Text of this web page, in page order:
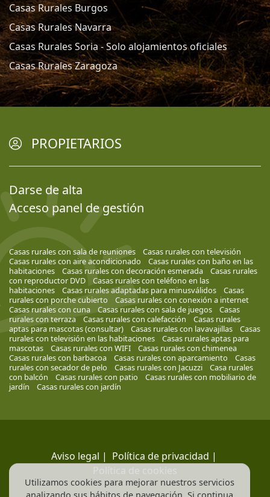
Casas Rurales Burgos
Casas Rurales Navarra
Casas Rurales Soria - Solo alojamientos oficiales
Casas Rurales Zaragoza
PROPIETARIOS
Darse de alta
Acceso panel de gestión
Casas rurales con sala de reuniones
Casas rurales con televisión
Casas rurales con aire acondicionado
Casas rurales con baño en las
habitaciones
Casas rurales con decoración esmerada
Casas rurales
con reproductor DVD
Casas rurales con teléfono en las
habitaciones
Casas rurales adaptadas para minusválidos
Casas
rurales con porche cubierto
Casas rurales con conexión a internet
Casas rurales con cuna
Casas rurales con sala de juegos
Casas
rurales con terraza
Casas rurales con calefacción
Casas rurales
aptas para mascotas (consultar)
Casas rurales con lavavajillas
Casas
rurales con televisión en las habitaciones
Casas rurales aptas para
mascotas
Casas rurales con WIFI
Casas rurales con chimenea
Casas rurales con barbacoa
Casas rurales con aparcamiento
Casas
rurales con secador de pelo
Casas rurales con Jacuzzi
Casa rurales
con balcón
Casas rurales con patio
Casas rurales con mobiliario de
jardín
Casas rurales con jardín
Aviso legal | Política de privacidad |
Política de cookies
Utilizamos cookies para mejorar nuestros servicios